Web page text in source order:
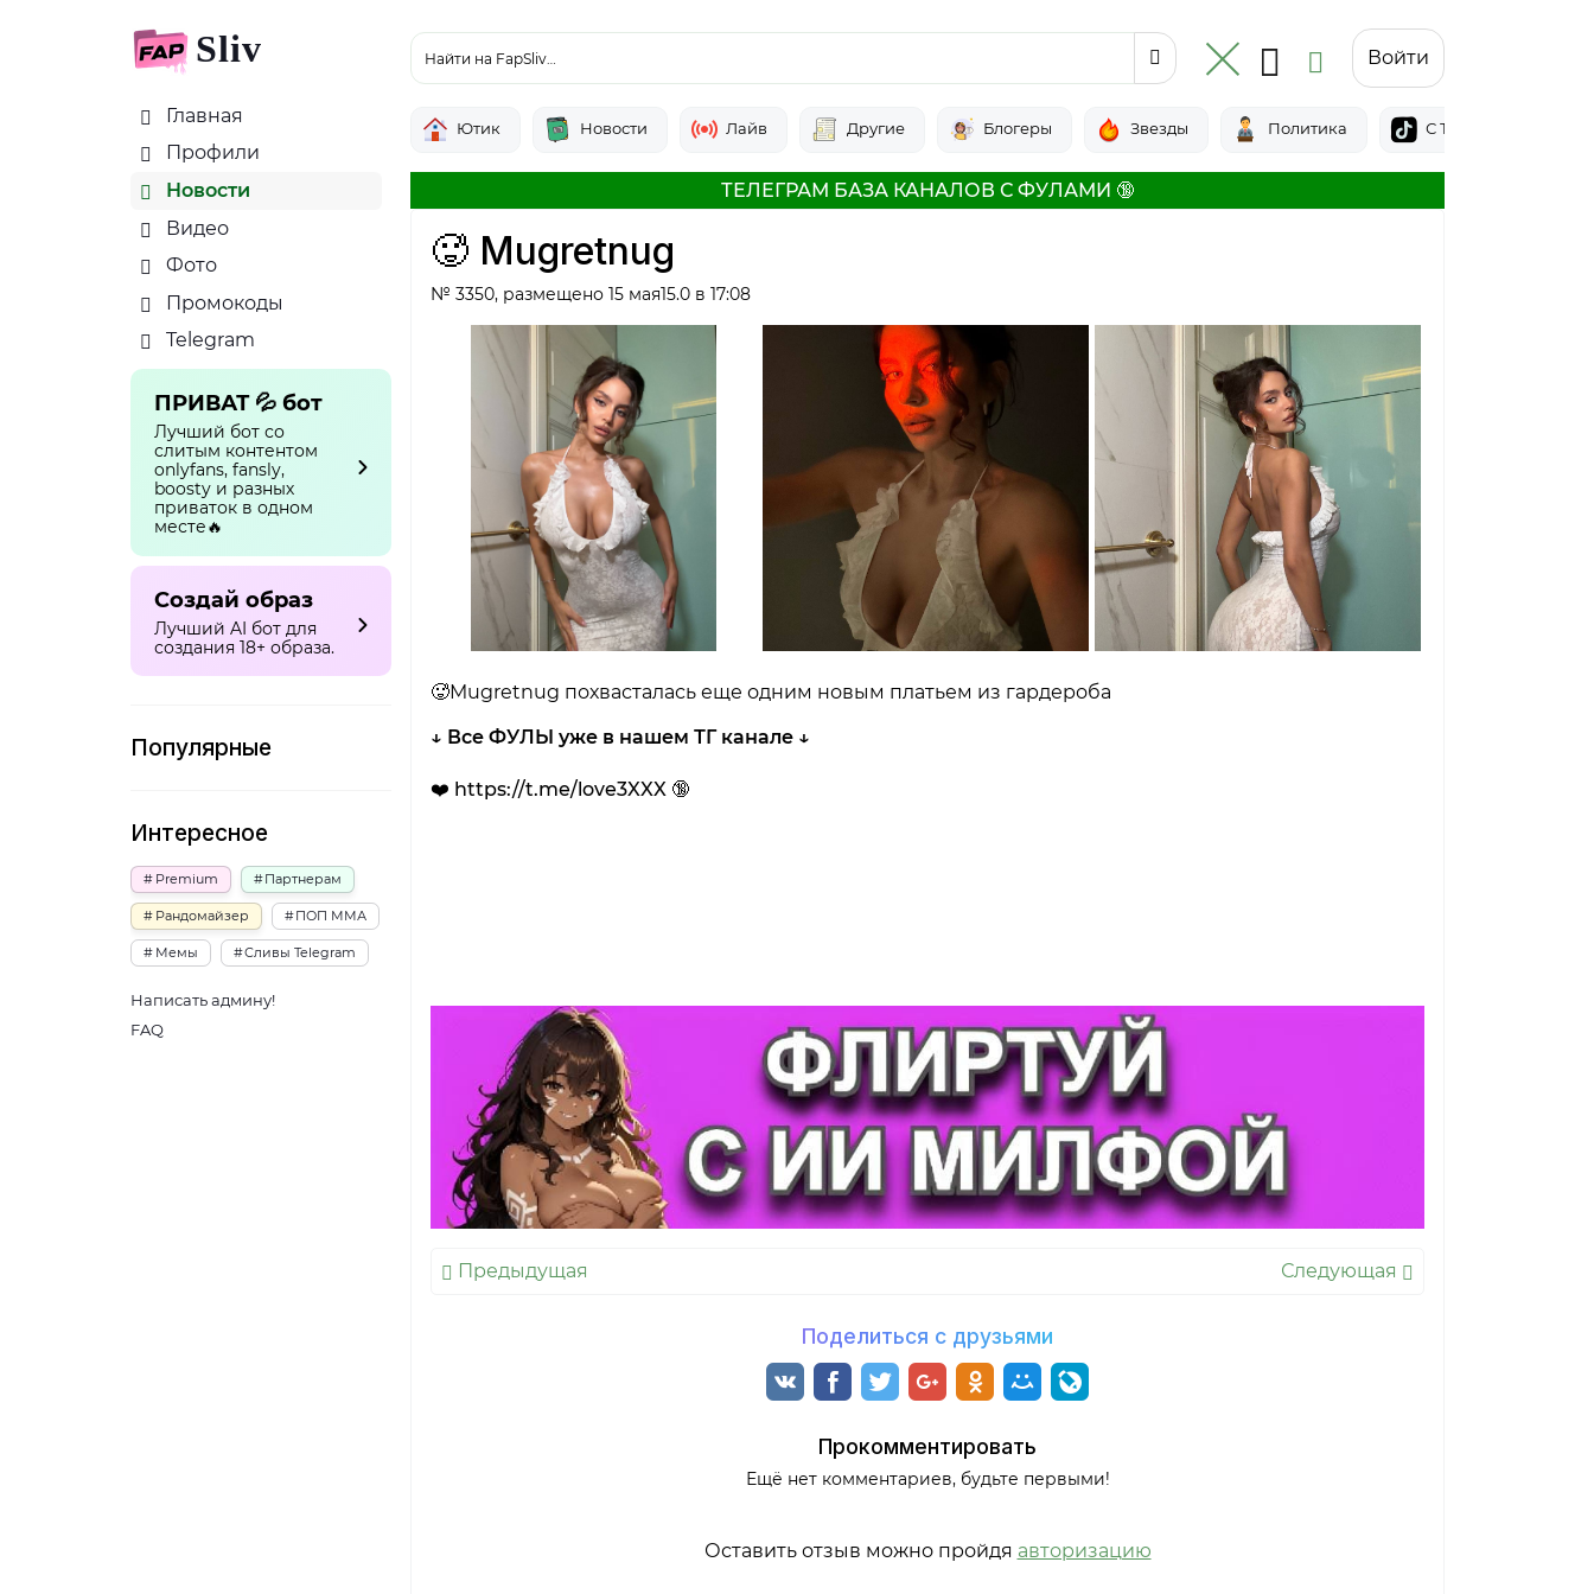
Sliv
Главная
Профили
Новости
Видео
Фото
Промокоды
Telegram
ПРИВАТ 💦 бот
Лучший бот со
слитым контентом
onlyfans, fansly,
boosty и разных
приваток в одном
месте🔥
Создай образ
Лучший AI бот для
создания 18+ образа.
Популярные
Интересное
Premium Партнерам
Рандомайзер ПОП ММА
Мемы Сливы Telegram
Написать админу!
FAQ
Найти на FapSliv… Войти
Ютик Новости Лайв Другие Блогеры Звезды Политика С Тик-тока
ТЕЛЕГРАМ БАЗА КАНАЛОВ С ФУЛАМИ 🔞
🥵 Mugretnug
№ 3350, размещено 15 мая15.0 в 17:08
🥵Mugretnug похвасталась еще одним новым платьем из гардероба
↓ Все ФУЛЫ уже в нашем ТГ канале ↓
❤️ https://t.me/love3XXX 🔞
Предыдущая Следующая
Поделиться с друзьями
Прокомментировать
Ещё нет комментариев, будьте первыми!
Оставить отзыв можно пройдя авторизацию